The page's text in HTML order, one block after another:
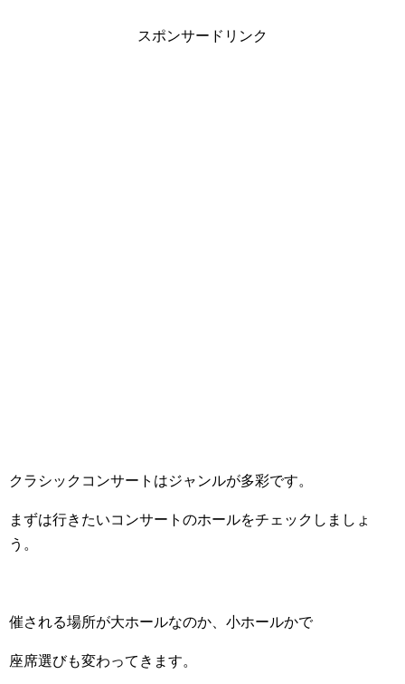
スポンサードリンク
クラシックコンサートはジャンルが多彩です。
まずは行きたいコンサートのホールをチェックしましょ
う。
催される場所が大ホールなのか、小ホールかで
座席選びも変わってきます。